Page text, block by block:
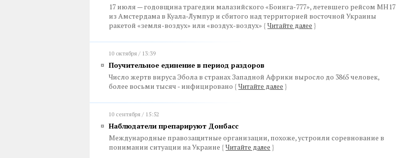
17 июля — годовщина трагедии малазийского «Боинга-777», летевшего рейсом МН17
из Амстердама в Куала-Лумпур и сбитого над территорией восточной Украины
ракетой «земля-воздух» или «воздух-воздух» { Читайте далее }
10 октября / 13:39
Поучительное единение в период раздоров
Число жертв вируса Эбола в странах Западной Африки выросло до 3865 человек,
более восьми тысяч - инфицировано { Читайте далее }
10 сентября / 15:52
Наблюдатели препарируют Донбасс
Международные правозащитные организации, похоже, устроили соревнование в
понимании ситуации на Украине { Читайте далее }